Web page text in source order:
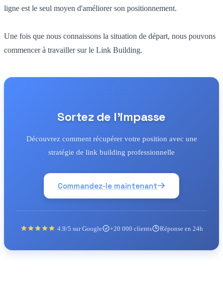
ligne est le seul moyen d'améliorer son positionnement.
Une fois que nous connaissons la situation de départ, nous pouvons
commencer à travailler sur le Link Building.
Sortez de l'impasse
Découvrez comment récupérer votre position avec une
stratégie de link building professionnelle
Commandez-le maintenant
4.9/5 sur Google +20 000 clients Réponse en 24h